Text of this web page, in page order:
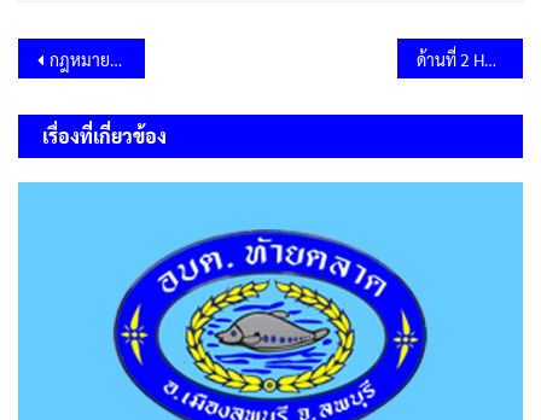
แนะแนว
เรื่อง
กฎหมายที่เกี่ยวกับการกระจายอำนาจให้แก่องค์กรปกครองส่วนท้องถิ่น ด้านที่ 2 Happy Heart (การส่งเสริมให้เกิดความเกื้อกูลในองค์กร) 2567
เรื่องที่เกี่ยวข้อง